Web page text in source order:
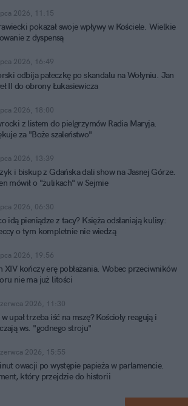
2026, 11:15
pokazał swoje wpływy w Kościele. Wielkie
z dyspensą
2026, 16:49
odbija pałeczkę po skandalu na Wołyniu. Jan
II do obrony Łukasiewicza
2026, 18:00
z listem do pielgrzymów Radia Maryja.
za "Boże szaleństwo"
2026, 13:39
i biskup z Gdańska dali show na Jasnej Górze.
mówił o "żulikach" w Sejmie
2026, 06:30
idą pieniądze z tacy? Księża odsłaniają kulisy:
o tym kompletnie nie wiedzą
2026, 19:56
XIV kończy erę pobłażania. Wobec przeciwników
nie ma już litości
2026, 11:30
upał trzeba iść na mszę? Kościoły reagują i
ws. "godnego stroju"
2026, 15:55
owacji po występie papieża w parlamencie.
który przejdzie do historii